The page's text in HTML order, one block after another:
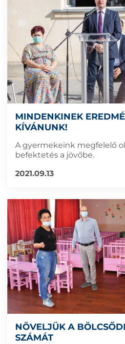
MINDENKINEK
KÍVÁNUNK!
A gyermekeink megfelelő
befektetés a jövőbe.
2021.09.13
NÖVELJÜK A
SZÁMÁT